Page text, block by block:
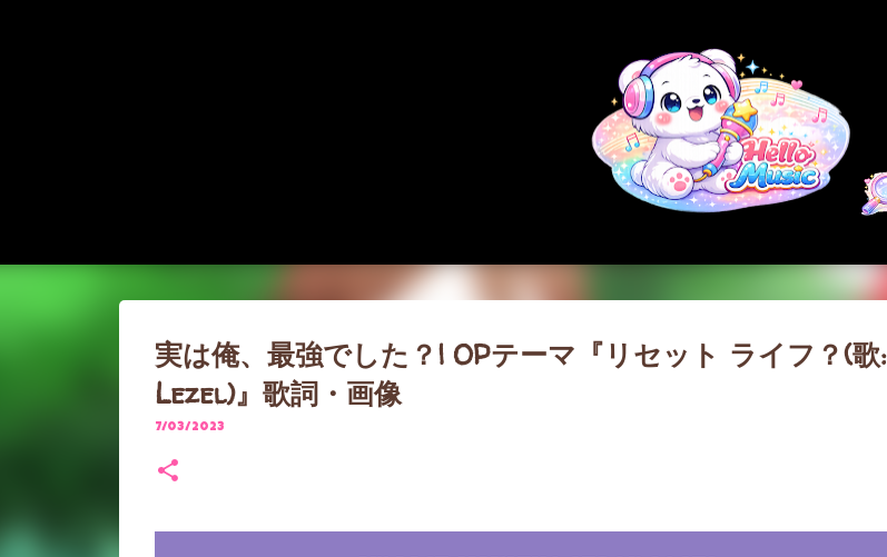
実は俺、最強でした？| OPテーマ『リセット ライフ？(歌:
Lezel)』歌詞・画像
7/03/2023